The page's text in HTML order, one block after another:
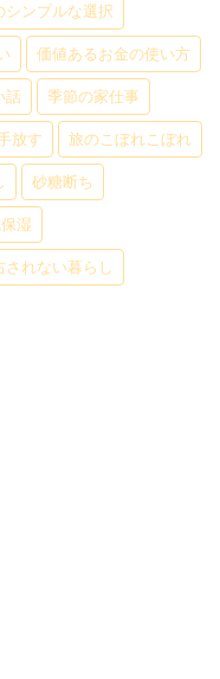
シンプルな選択
価値あるお金の使い方
話 季節の家仕事
放す 旅のこぼれこぼれ
砂糖断ち
湿
されない暮らし